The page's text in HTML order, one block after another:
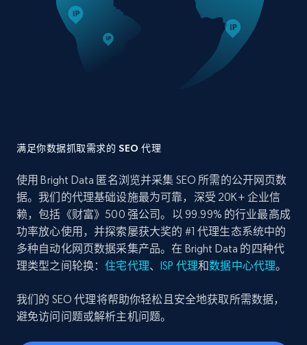
满足你数据抓取需求的 SEO 代理
使用 Bright Data 匿名浏览并采集 SEO 所需的公开网页数
据。我们的代理基础设施最为可靠，深受 20K+ 企业信
赖，包括《财富》500 强公司。以 99.99% 的行业最高成
功率放心使用，并探索屡获大奖的 #1 代理生态系统中的
多种自动化网页数据采集产品。在 Bright Data 的四种代
理类型之间轮换：住宅代理、ISP 代理和数据中心代理。
我们的 SEO 代理将帮助你轻松且安全地获取所需数据，
避免访问问题或解析主机问题。